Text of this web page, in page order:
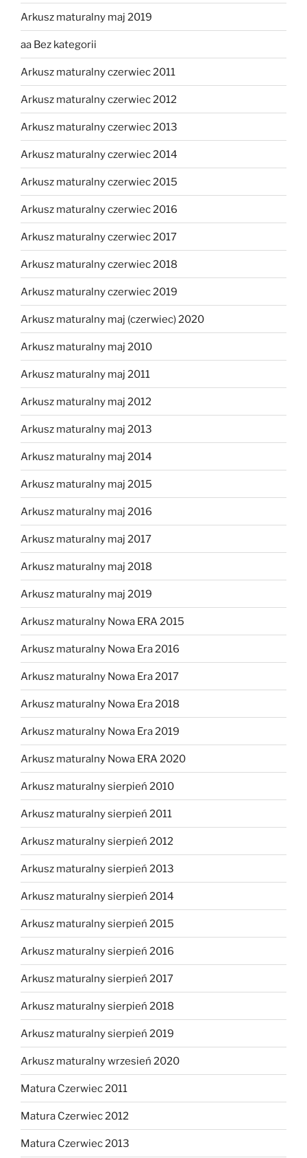
Arkusz maturalny maj 2019
aa Bez kategorii
Arkusz maturalny czerwiec 2011
Arkusz maturalny czerwiec 2012
Arkusz maturalny czerwiec 2013
Arkusz maturalny czerwiec 2014
Arkusz maturalny czerwiec 2015
Arkusz maturalny czerwiec 2016
Arkusz maturalny czerwiec 2017
Arkusz maturalny czerwiec 2018
Arkusz maturalny czerwiec 2019
Arkusz maturalny maj (czerwiec) 2020
Arkusz maturalny maj 2010
Arkusz maturalny maj 2011
Arkusz maturalny maj 2012
Arkusz maturalny maj 2013
Arkusz maturalny maj 2014
Arkusz maturalny maj 2015
Arkusz maturalny maj 2016
Arkusz maturalny maj 2017
Arkusz maturalny maj 2018
Arkusz maturalny maj 2019
Arkusz maturalny Nowa ERA 2015
Arkusz maturalny Nowa Era 2016
Arkusz maturalny Nowa Era 2017
Arkusz maturalny Nowa Era 2018
Arkusz maturalny Nowa Era 2019
Arkusz maturalny Nowa ERA 2020
Arkusz maturalny sierpień 2010
Arkusz maturalny sierpień 2011
Arkusz maturalny sierpień 2012
Arkusz maturalny sierpień 2013
Arkusz maturalny sierpień 2014
Arkusz maturalny sierpień 2015
Arkusz maturalny sierpień 2016
Arkusz maturalny sierpień 2017
Arkusz maturalny sierpień 2018
Arkusz maturalny sierpień 2019
Arkusz maturalny wrzesień 2020
Matura Czerwiec 2011
Matura Czerwiec 2012
Matura Czerwiec 2013